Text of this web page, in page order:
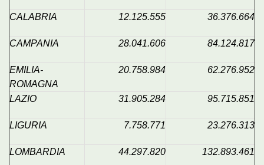
CALABRIA 12.125.555 36.376.664
CAMPANIA 28.041.606 84.124.817
EMILIA-
ROMAGNA
20.758.984 62.276.952
LAZIO 31.905.284 95.715.851
LIGURIA 7.758.771 23.276.313
LOMBARDIA 44.297.820 132.893.461